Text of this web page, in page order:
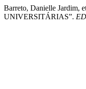
Barreto, Danielle
UNIVERSITÁRIAS”.